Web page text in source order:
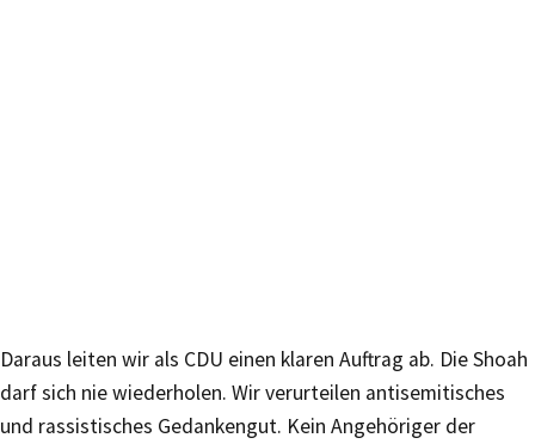
Daraus leiten wir als CDU einen klaren Auftrag ab. Die Shoah
darf sich nie wiederholen. Wir verurteilen antisemitisches
und rassistisches Gedankengut. Kein Angehöriger der